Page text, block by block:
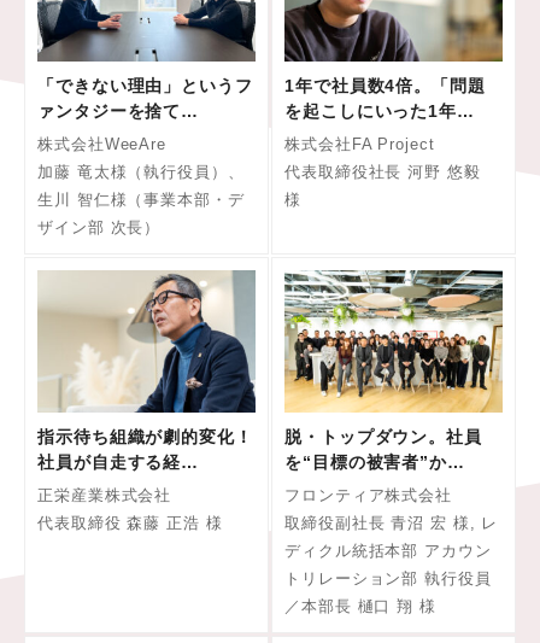
「できない理由」というフ
ァンタジーを捨て…
株式会社WeeAre
加藤 竜太様（執行役員）、
生川 智仁様（事業本部・デ
ザイン部 次長）
1年で社員数4倍。「問題
を起こしにいった1年…
株式会社FA Project
代表取締役社長 河野 悠毅
様
指示待ち組織が劇的変化！
社員が自走する経…
正栄産業株式会社
代表取締役 森藤 正浩 様
脱・トップダウン。社員
を“目標の被害者”か…
フロンティア株式会社
取締役副社長 青沼 宏 様, レ
ディクル統括本部 アカウン
トリレーション部 執行役員
／本部長 樋口 翔 様